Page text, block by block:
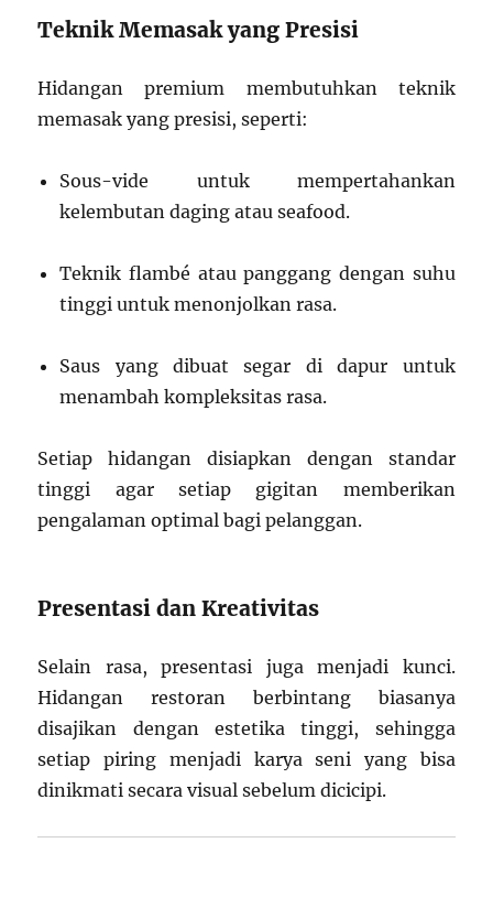
Teknik Memasak yang Presisi
Hidangan premium membutuhkan teknik
memasak yang presisi, seperti:
Sous-vide untuk mempertahankan
kelembutan daging atau seafood.
Teknik flambé atau panggang dengan suhu
tinggi untuk menonjolkan rasa.
Saus yang dibuat segar di dapur untuk
menambah kompleksitas rasa.
Setiap hidangan disiapkan dengan standar
tinggi agar setiap gigitan memberikan
pengalaman optimal bagi pelanggan.
Presentasi dan Kreativitas
Selain rasa, presentasi juga menjadi kunci.
Hidangan restoran berbintang biasanya
disajikan dengan estetika tinggi, sehingga
setiap piring menjadi karya seni yang bisa
dinikmati secara visual sebelum dicicipi.